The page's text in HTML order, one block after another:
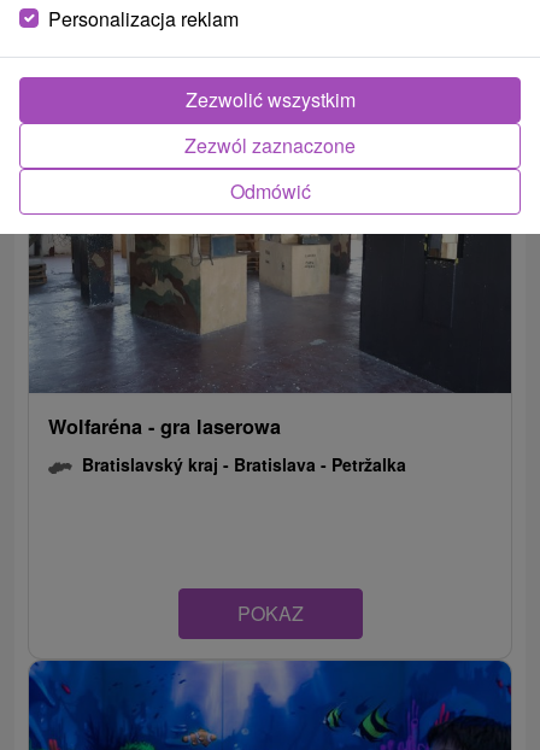
Wsie i miasta
Bratislava - Ružinov(1) Bratislava - Petržalka(1)
Wolfaréna - gra laserowa
Bratislavský kraj - Bratislava - Petržalka
POKAZ
Personalizacja reklam
Odmówić
Zezwól zaznaczone
Zezwolić wszystkim